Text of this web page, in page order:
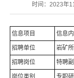
时间：2023年
信息项目 信息
招聘单位 岩矿
招聘岗位 特聘
岗位类别 专职